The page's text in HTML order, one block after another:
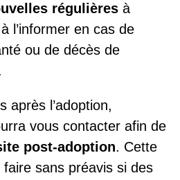
régulières à
l’informer en cas de
ou de décès de
après l’adoption,
vous contacter afin de
post-adoption. Cette
sans préavis si des